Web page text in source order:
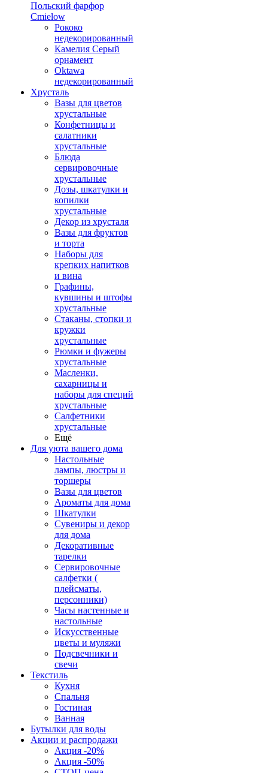
Польский фарфор
Сmielow
Рококо
недекорированный
Камелия Серый
орнамент
Oktawa
недекорированный
Хрусталь
Вазы для цветов
хрустальные
Конфетницы и
салатники
хрустальные
Блюда
сервировочные
хрустальные
Дозы, шкатулки и
копилки
хрустальные
Декор из хрусталя
Вазы для фруктов
и торта
Наборы для
крепких напитков
и вина
Графины,
кувшины и штофы
хрустальные
Стаканы, стопки и
кружки
хрустальные
Рюмки и фужеры
хрустальные
Масленки,
сахарницы и
наборы для специй
хрустальные
Салфетники
хрустальные
Ещё
Для уюта вашего дома
Настольные
лампы, люстры и
торшеры
Вазы для цветов
Ароматы для дома
Шкатулки
Сувениры и декор
для дома
Декоративные
тарелки
Сервировочные
салфетки (
плейсматы,
персонники)
Часы настенные и
настольные
Искусственные
цветы и муляжи
Подсвечники и
свечи
Текстиль
Кухня
Спальня
Гостиная
Ванная
Бутылки для воды
Акции и распродажи
Акция -20%
Акция -50%